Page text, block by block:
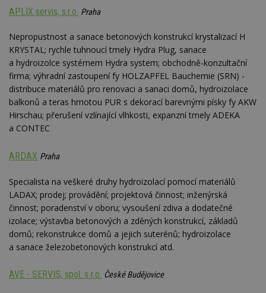
APLIX servis, s.r.o. Praha
Nepropustnost a sanace betonových konstrukcí krystalizací H
KRYSTAL; rychle tuhnoucí tmely Hydra Plug, sanace
a hydroizolce systémem Hydra system; obchodně-konzultační
firma; výhradní zastoupení fy HOLZAPFEL Bauchemie (SRN) -
distribuce materiálů pro renovaci a sanaci domů, hydroizolace
balkonů a teras hmotou PUR s dekorací barevnými písky fy AKW
Hirschau; přerušení vzlínající vlhkosti, expanzní tmely ADEKA
a CONTEC
ARDAX Praha
Specialista na veškeré druhy hydroizolací pomocí materiálů
LADAX; prodej; provádění; projektová činnost; inženýrská
činnost; poradenství v oboru; vysoušení zdiva a dodatečné
izolace; výstavba betonových a zděných konstrukcí, základů
domů; rekonstrukce domů a jejich suterénů; hydroizolace
a sanace železobetonových konstrukcí atd.
AVE - SERVIS, spol. s r.o. České Budějovice